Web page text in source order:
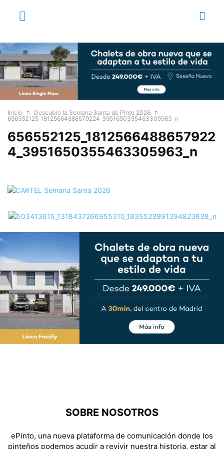
Inicio
Descubre la Semana Santa de Pinto 2026
656552125_18125664886579224_3951650355463305963_n
656552125_1812566488657922
4_3951650355463305963_n
SOBRE NOSOTROS
ePinto, una nueva plataforma de comunicación donde los
pinteños podemos acudir a revivir nuestra historia, estar al